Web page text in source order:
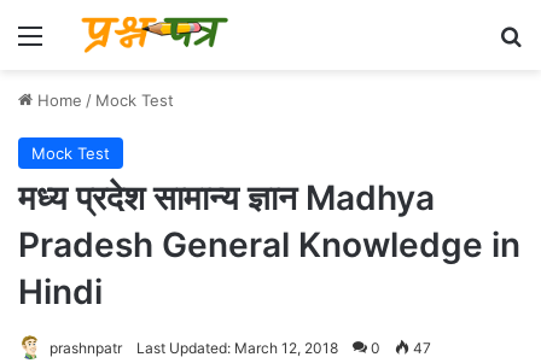
Menu
Home / Mock Test
Mock Test
मध्य प्रदेश सामान्य ज्ञान Madhya
Pradesh General Knowledge in
Hindi
prashnpatr Last Updated: March 12, 2018 0 47